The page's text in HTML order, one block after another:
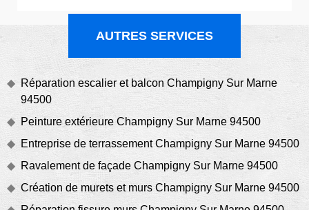
AUTRES SERVICES
Réparation escalier et balcon Champigny Sur Marne
94500
Peinture extérieure Champigny Sur Marne 94500
Entreprise de terrassement Champigny Sur Marne 94500
Ravalement de façade Champigny Sur Marne 94500
Création de murets et murs Champigny Sur Marne 94500